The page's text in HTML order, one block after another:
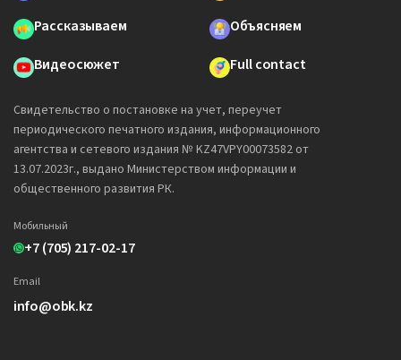
Рассказываем
Объясняем
Видеосюжет
Full contact
Свидетельство о постановке на учет, переучет
периодического печатного издания, информационного
агентства и сетевого издания № KZ47VPY00073582 от
13.07.2023г., выдано Министерством информации и
общественного развития РК.
Мобильный
+7 (705) 217-02-17
Email
info@obk.kz